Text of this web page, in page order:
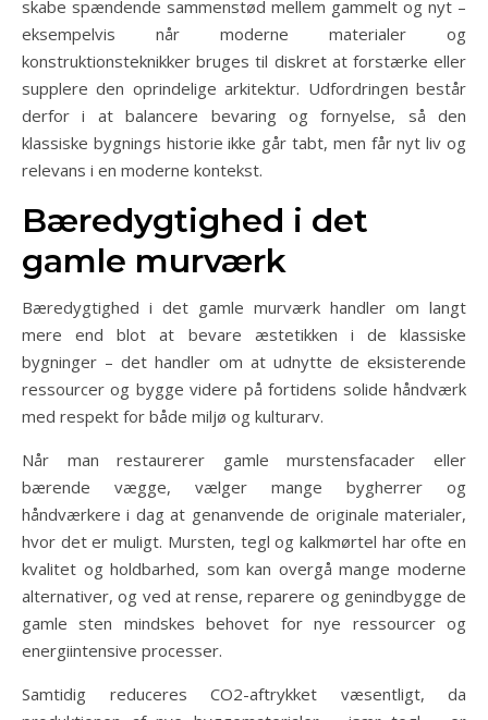
skabe spændende sammenstød mellem gammelt og nyt –
eksempelvis når moderne materialer og
konstruktionsteknikker bruges til diskret at forstærke eller
supplere den oprindelige arkitektur. Udfordringen består
derfor i at balancere bevaring og fornyelse, så den
klassiske bygnings historie ikke går tabt, men får nyt liv og
relevans i en moderne kontekst.
Bæredygtighed i det
gamle murværk
Bæredygtighed i det gamle murværk handler om langt
mere end blot at bevare æstetikken i de klassiske
bygninger – det handler om at udnytte de eksisterende
ressourcer og bygge videre på fortidens solide håndværk
med respekt for både miljø og kulturarv.
Når man restaurerer gamle murstensfacader eller
bærende vægge, vælger mange bygherrer og
håndværkere i dag at genanvende de originale materialer,
hvor det er muligt. Mursten, tegl og kalkmørtel har ofte en
kvalitet og holdbarhed, som kan overgå mange moderne
alternativer, og ved at rense, reparere og genindbygge de
gamle sten mindskes behovet for nye ressourcer og
energiintensive processer.
Samtidig reduceres CO2-aftrykket væsentligt, da